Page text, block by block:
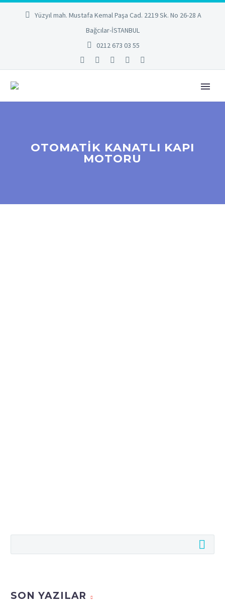
Yüzyıl mah. Mustafa Kemal Paşa Cad. 2219 Sk. No 26-28 A
Bağcılar-İSTANBUL
0212 673 03 55
OTOMATIK KANATLI KAPI
MOTORU
SON YAZILAR